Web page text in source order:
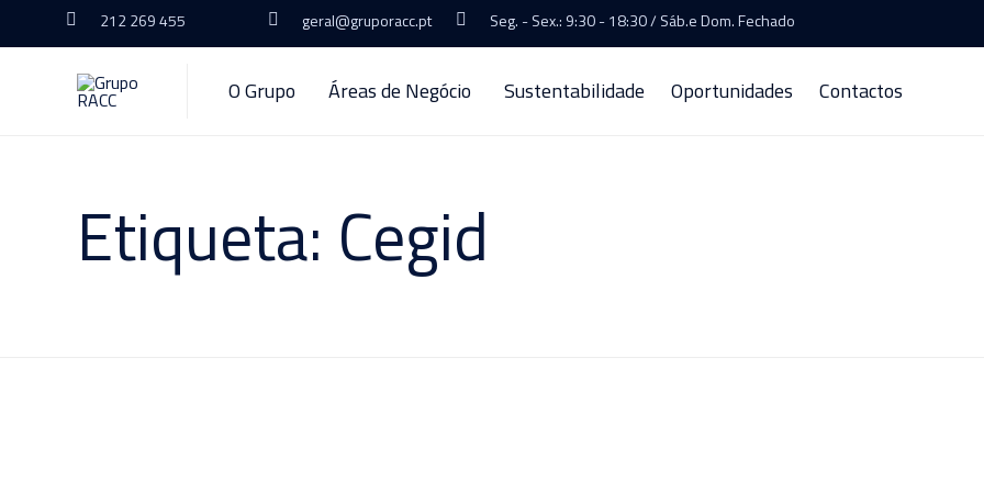
212 269 455 geral@gruporacc.pt Seg. - Sex.: 9:30 - 18:30 / Sáb.e Dom. Fechado
O Grupo Áreas de Negócio Sustentabilidade Oportunidades Contactos
Etiqueta: Cegid